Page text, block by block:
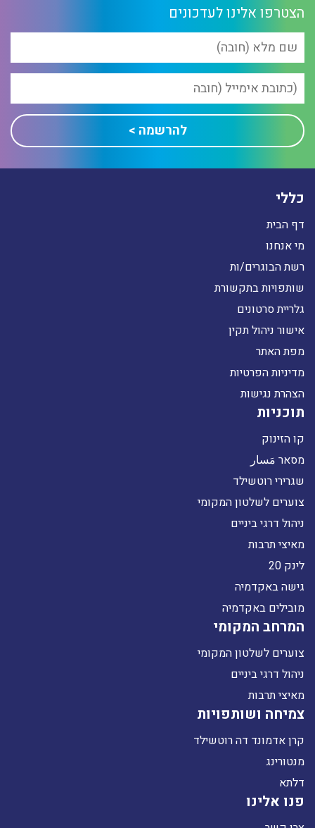
הצטרפו אלינו לעדכונים
כללי
דף הבית
מי אנחנו
רשת הבוגרים/ות
שותפויות בתקשורת
גלריית סרטונים
אישור ניהול תקין
מפת האתר
מדיניות הפרטיות
הצהרת נגישות
תוכניות
קו הזינוק
מסאר مَسار
שגרירי רוטשילד
צוערים לשלטון המקומי
ניהול דרגי ביניים
מאיצי תרבות
לינק 20
גישה באקדמיה
מובילים באקדמיה
המרחב המקומי
צוערים לשלטון המקומי
ניהול דרגי ביניים
מאיצי תרבות
צמיחה ושותפויות
קרן אדמונד דה רוטשילד
מנטורינג
דלתא
פנו אלינו